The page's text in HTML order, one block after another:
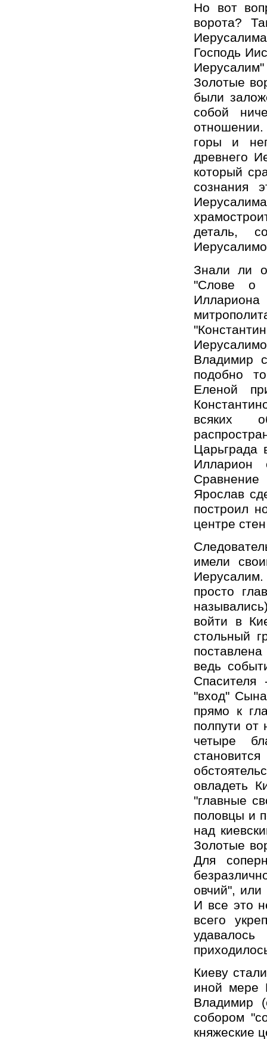
Но вот
ворота?
Господь
Золотые
были
собой
отношении.
горы и
древнего
который
сознания
деталь,
Знали ли
"Слове о
Владимир
подобно
Еленой
всяких
Царьграда
Илларион
Ярослав
построил
центре
имели
просто
войти в
стольный
ведь
Спасителя
"вход"
прямо к
полпути от
четыре
овладеть
"главные
половцы и
над
Золотые
Для
овчий", или
И все это
всего
Киеву
иной мере
Владимир
собором
княжеские